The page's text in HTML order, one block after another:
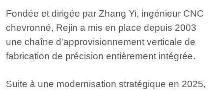
Fondée et dirigée par Zhang Yi, ingénieur CNC
chevronné, Rejin a mis en place depuis 2003
une chaîne d'approvisionnement verticale de
fabrication de précision entièrement intégrée.
Suite à une modernisation stratégique en 2025,